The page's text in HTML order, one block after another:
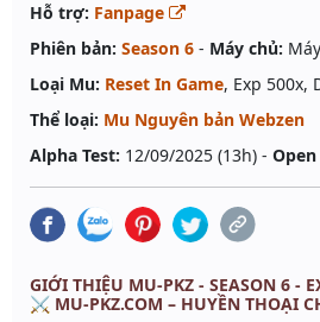
Hỗ trợ: Fanpage
Phiên bản: Season 6 - Máy chủ:
Loại Mu: Reset In Game, Exp 500x,
Thể loại: Mu Nguyên bản Webzen
Alpha Test: 12/09/2025 (13h) - Open
GIỚI THIỆU MU-PKZ - SEASON 6 -
⚔️ MU-PKZ.COM – HUYỀN THOẠI